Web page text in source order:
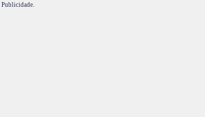
Publicidade.